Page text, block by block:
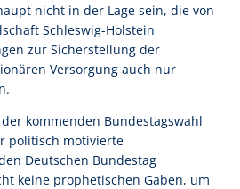
nicht in der Lage sein, die von
Schleswig-Holstein
zur Sicherstellung der
Versorgung auch nur
kommenden Bundestagswahl
politisch motivierte
Deutschen Bundestag
keine prophetischen Gaben, um